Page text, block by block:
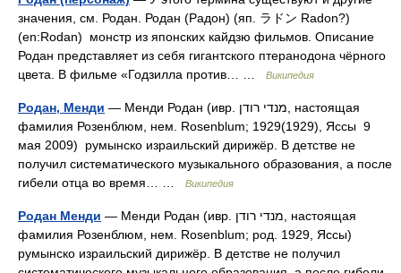
значения, см. Родан. Родан (Радон) (яп. ラドン Radon?)
(en:Rodan) монстр из японских кайдзю фильмов. Описание
Родан представляет из себя гигантского птеранодона чёрного
цвета. В фильме «Годзилла против… …
Википедия
Родан, Менди — Менди Родан (ивр. מנדי רודן‎, настоящая
фамилия Розенблюм, нем. Rosenblum; 1929(1929), Яссы 9
мая 2009) румынско израильский дирижёр. В детстве не
получил систематического музыкального образования, а после
гибели отца во время… …
Википедия
Родан Менди — Менди Родан (ивр. מנדי רודן‎, настоящая
фамилия Розенблюм, нем. Rosenblum; род. 1929, Яссы)
румынско израильский дирижёр. В детстве не получил